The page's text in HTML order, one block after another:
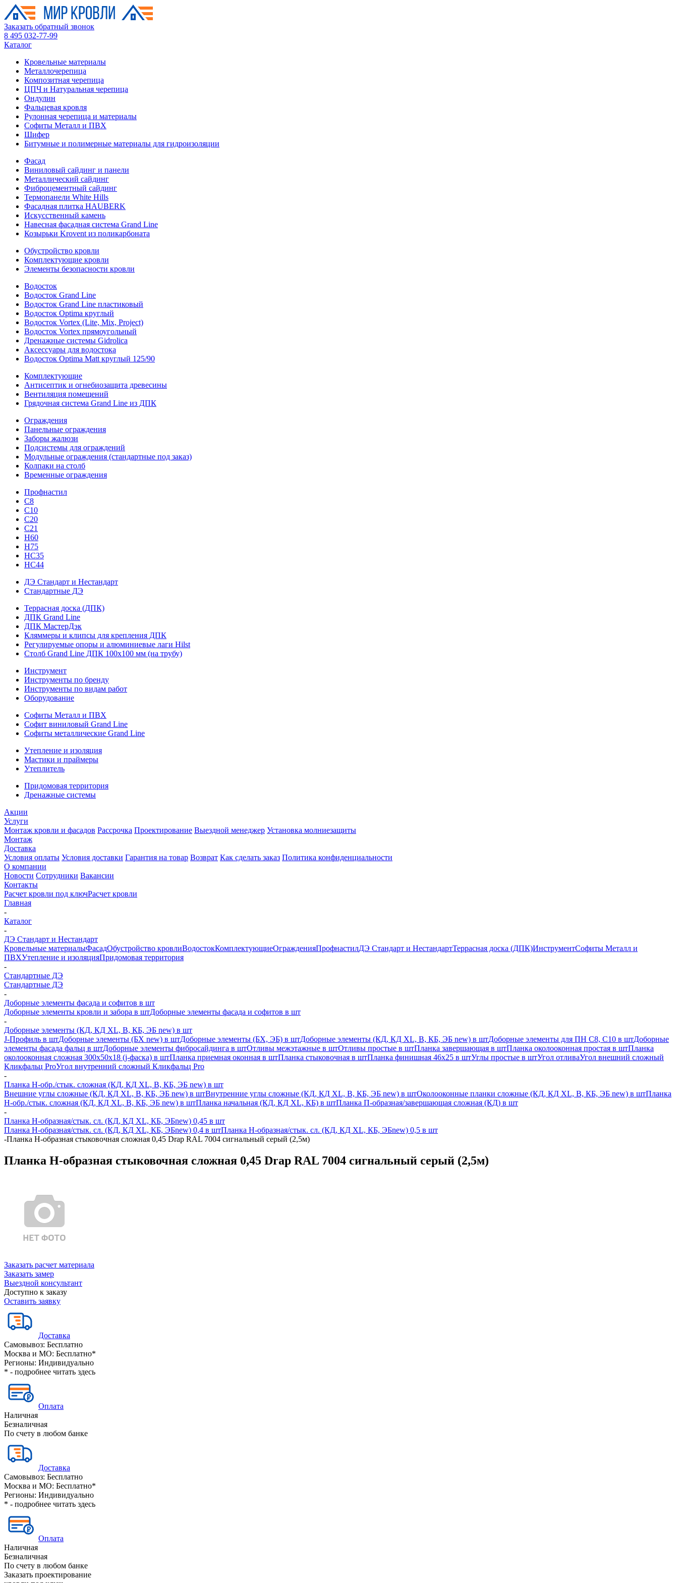
Заказать обратный звонок
8 495 032-77-99
Каталог
Кровельные материалы
Металлочерепица
Композитная черепица
ЦПЧ и Натуральная черепица
Ондулин
Фальцевая кровля
Рулонная черепица и материалы
Софиты Металл и ПВХ
Шифер
Битумные и полимерные материалы для гидроизоляции
Фасад
Виниловый сайдинг и панели
Металлический сайдинг
Фиброцементный сайдинг
Термопанели White Hills
Фасадная плитка HAUBERK
Искусственный камень
Навесная фасадная система Grand Line
Козырьки Krovent из поликарбоната
Обустройство кровли
Комплектующие кровли
Элементы безопасности кровли
Водосток
Водосток Grand Line
Водосток Grand Line пластиковый
Водосток Optima круглый
Водосток Vortex (Lite, Mix, Project)
Водосток Vortex прямоугольный
Дренажные системы Gidrolica
Аксессуары для водостока
Водосток Optima Matt круглый 125/90
Комплектующие
Антисептик и огнебиозащита древесины
Вентиляция помещений
Грядочная система Grand Line из ДПК
Ограждения
Панельные ограждения
Заборы жалюзи
Подсистемы для ограждений
Модульные ограждения (стандартные под заказ)
Колпаки на столб
Временные ограждения
Профнастил
С8
С10
С20
С21
H60
H75
HС35
НС44
ДЭ Стандарт и Нестандарт
Стандартные ДЭ
Террасная доска (ДПК)
ДПК Grand Line
ДПК МастерДэк
Кляммеры и клипсы для крепления ДПК
Регулируемые опоры и алюминиевые лаги Hilst
Столб Grand Line ДПК 100х100 мм (на трубу)
Инструмент
Инструменты по бренду
Инструменты по видам работ
Оборудование
Софиты Металл и ПВХ
Софит виниловый Grand Line
Софиты металлические Grand Line
Утепление и изоляция
Мастики и праймеры
Утеплитель
Придомовая территория
Дренажные системы
Акции
Услуги
Монтаж кровли и фасадов Рассрочка Проектирование Выездной менеджер Установка молниезащиты
Монтаж
Доставка
Условия оплаты Условия доставки Гарантия на товар Возврат Как сделать заказ Политика конфиденциальности
О компании
Новости Сотрудники Вакансии
Контакты
Расчет кровли под ключРасчет кровли
Главная
-
Каталог
-
ДЭ Стандарт и Нестандарт
Кровельные материалыФасадОбустройство кровлиВодостокКомплектующиеОгражденияПрофнастилДЭ Стандарт и НестандартТеррасная доска (ДПК)ИнструментСофиты Металл и
ПВХУтепление и изоляцияПридомовая территория
-
Стандартные ДЭ
Стандартные ДЭ
-
Доборные элементы фасада и софитов в шт
Доборные элементы кровли и забора в штДоборные элементы фасада и софитов в шт
-
Доборные элементы (КД, КД XL, В, КБ, ЭБ new) в шт
J-Профиль в штДоборные элементы (БХ new) в штДоборные элементы (БХ, ЭБ) в штДоборные элементы (КД, КД XL, В, КБ, ЭБ new) в штДоборные элементы для ПН С8, С10 в штДоборные
элементы фасада фальц в штДоборные элементы фибросайдинга в штОтливы межэтажные в штОтливы простые в штПланка завершающая в штПланка околооконная простая в штПланка
околооконная сложная 300х50х18 (j-фаска) в штПланка приемная оконная в штПланка стыковочная в штПланка финишная 46х25 в штУглы простые в штУгол отливаУгол внешний сложный
Кликфальц ProУгол внутренний сложный Кликфальц Pro
-
Планка H-обр./стык. сложная (КД, КД XL, В, КБ, ЭБ new) в шт
Внешние углы сложные (КД, КД XL, В, КБ, ЭБ new) в штВнутренние углы сложные (КД, КД XL, В, КБ, ЭБ new) в штОколооконные планки сложные (КД, КД XL, В, КБ, ЭБ new) в штПланка
H-обр./стык. сложная (КД, КД XL, В, КБ, ЭБ new) в штПланка начальная (КД, КД XL, КБ) в штПланка П-образная/завершающая сложная (КД) в шт
-
Планка H-образная/стык. сл. (КД, КД XL, КБ, ЭБnew) 0,45 в шт
Планка H-образная/стык. сл. (КД, КД XL, КБ, ЭБnew) 0,4 в штПланка H-образная/стык. сл. (КД, КД XL, КБ, ЭБnew) 0,5 в шт
-Планка Н-образная стыковочная сложная 0,45 Drap RAL 7004 сигнальный серый (2,5м)
Планка Н-образная стыковочная сложная 0,45 Drap RAL 7004 сигнальный серый (2,5м)
Заказать расчет материала
Заказать замер
Выездной консультант
Доступно к заказу
Оставить заявку
Доставка
Самовывоз: Бесплатно
Москва и МО: Бесплатно*
Регионы: Индивидуально
* - подробнее читать здесь
Оплата
Наличная
Безналичная
По счету в любом банке
Доставка
Самовывоз: Бесплатно
Москва и МО: Бесплатно*
Регионы: Индивидуально
* - подробнее читать здесь
Оплата
Наличная
Безналичная
По счету в любом банке
Заказать проектирование